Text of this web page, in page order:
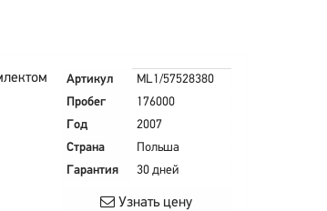
Артикул
ML1/57528380
Пробег
176000
Год
2007
Страна
Польша
Гарантия
30 дней
Узнать цену